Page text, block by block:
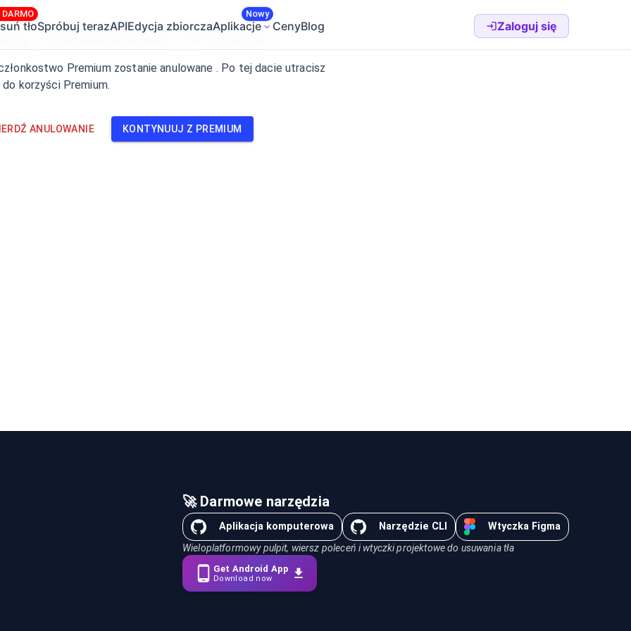
tłoSpróbuj terazAPIEdycja zbiorczaAplikacje
Nowy
CenyBlog Zaloguj się
członkostwo Premium
Premium zostanie anulowane . Po tej dacie utracisz
korzyści Premium.
ANULOWANIE KONTYNUUJ Z PREMIUM
🚀 Darmowe narzędzia
Aplikacja komputerowa Narzędzie CLI Wtyczka Figma
Wieloplatformowy pulpit, wiersz poleceń i wtyczki projektowe do usuwania tła
Get Android App
Download now